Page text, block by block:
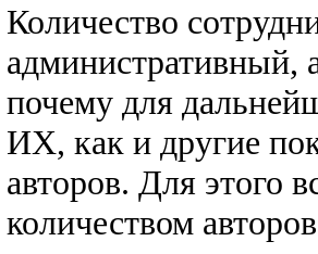
Количество
административный,
почему для
ИХ, как и другие
авторов. Для этого
количеством